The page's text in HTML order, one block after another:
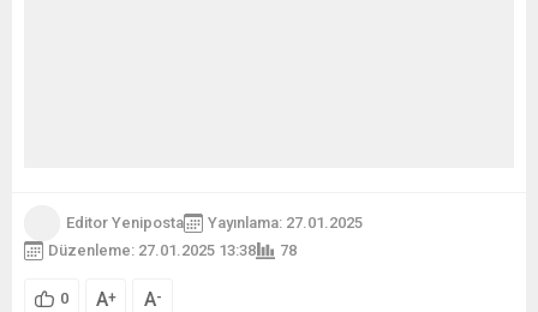
Editor Yeniposta
Yayınlama: 27.01.2025
Düzenleme: 27.01.2025 13:38
78
0 A+ A-